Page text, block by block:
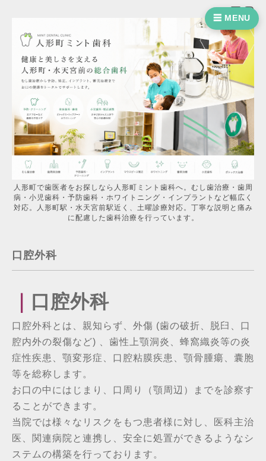
☰ MENU
人形町で歯医者をお探しなら人形町ミント歯科へ。むし歯治療・歯周
病・小児歯科・予防歯科・ホワイトニング・インプラントなど幅広く
対応。人形町駅・水天宮前駅近く、土曜診療対応。丁寧な説明と痛み
に配慮した歯科治療を行っています。
口腔外科
口腔外科
口腔外科とは、親知らず、外傷 (歯の破折、脱臼、口
腔内外の裂傷など) 、歯性上顎洞炎、蜂窩織炎等の炎
症性疾患、顎変形症、口腔粘膜疾患、顎骨腫瘍、囊胞
等を総称します。
お口の中にはじまり、口周り（顎周辺）までを診察す
ることができます。
当院では様々なリスクをもつ患者様に対し、医科主治
医、関連病院と連携し、安全に処置ができるようなシ
ステムの構築を行っております。